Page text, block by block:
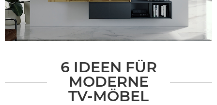
6 IDEEN FÜR
MODERNE
TV-MÖBEL